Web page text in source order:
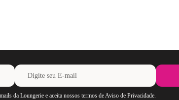
da Loungerie e aceita nossos termos de Aviso de Privacidade.